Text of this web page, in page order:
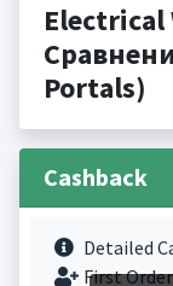
Electrical
Portals)
Cashback
Detailed
First